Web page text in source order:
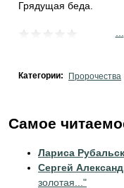
Грядущая беда.
Категории: Пророчества
Самое
Лариса
Сергей
золотая..."